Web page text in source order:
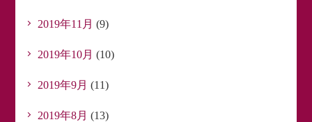
2019年11月 (9)
2019年10月 (10)
2019年9月 (11)
2019年8月 (13)